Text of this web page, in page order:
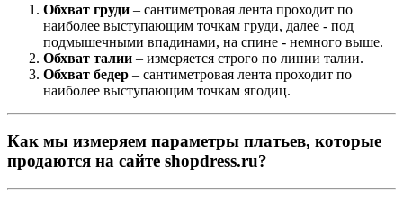
Обхват груди – сантиметровая лента проходит по
наиболее выступающим точкам груди, далее - под
подмышечными впадинами, на спине - немного выше.
Обхват талии – измеряется строго по линии талии.
Обхват бедер – сантиметровая лента проходит по
наиболее выступающим точкам ягодиц.
Как мы измеряем параметры платьев, которые
продаются на сайте shopdress.ru?